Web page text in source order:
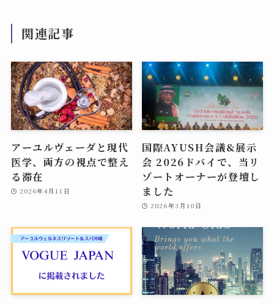
関連記事
アーユルヴェーダと現代
医学、両方の視点で整え
る滞在
2026年4月11日
国際AYUSH会議&展示
会 2026ドバイで、当リ
ゾートオーナーが登壇し
ました
2026年3月10日